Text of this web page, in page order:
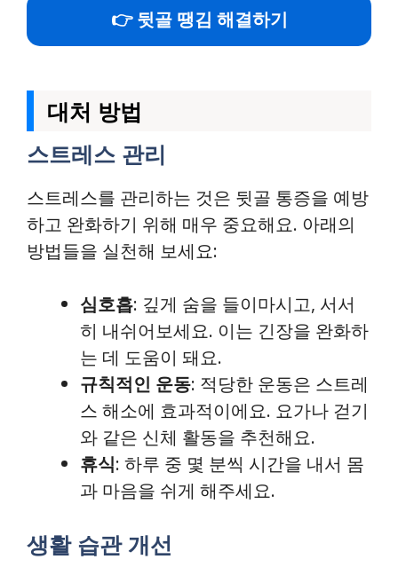
👉 뒷골 땡김 해결하기
대처 방법
스트레스 관리
스트레스를 관리하는 것은 뒷골 통증을 예방
하고 완화하기 위해 매우 중요해요. 아래의
방법들을 실천해 보세요:
심호흡: 깊게 숨을 들이마시고, 서서
히 내쉬어보세요. 이는 긴장을 완화하
는 데 도움이 돼요.
규칙적인 운동: 적당한 운동은 스트레
스 해소에 효과적이에요. 요가나 걷기
와 같은 신체 활동을 추천해요.
휴식: 하루 중 몇 분씩 시간을 내서 몸
과 마음을 쉬게 해주세요.
생활 습관 개선